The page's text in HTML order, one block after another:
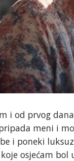
i od prvog
meni i
i poneki
osjećam